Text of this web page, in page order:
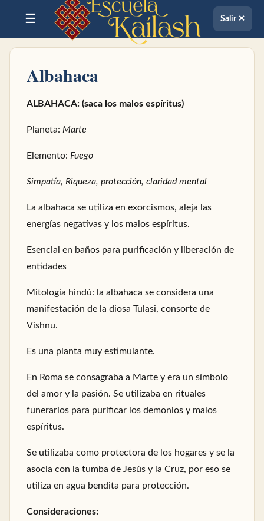
☰ Salir ✕
Albahaca
ALBAHACA: (saca los malos espíritus)
Planeta: Marte
Elemento: Fuego
Simpatía, Riqueza, protección, claridad mental
La albahaca se utiliza en exorcismos, aleja las
energías negativas y los malos espíritus.
Esencial en baños para purificación y liberación de
entidades
Mitología hindú: la albahaca se considera una
manifestación de la diosa Tulasi, consorte de
Vishnu.
Es una planta muy estimulante.
En Roma se consagraba a Marte y era un símbolo
del amor y la pasión. Se utilizaba en rituales
funerarios para purificar los demonios y malos
espíritus.
Se utilizaba como protectora de los hogares y se la
asocia con la tumba de Jesús y la Cruz, por eso se
utiliza en agua bendita para protección.
Consideraciones: